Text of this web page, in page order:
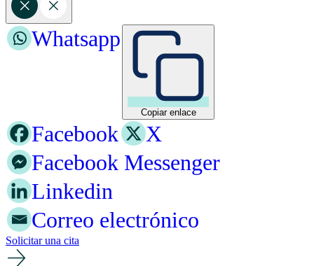
Copiar enlace
Whatsapp
Facebook
X
Facebook Messenger
Linkedin
Correo electrónico
Solicitar una cita